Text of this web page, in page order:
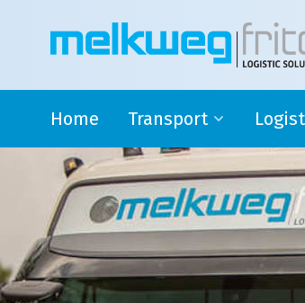
Home Transport
Rijdende melkontvangst
Modaal en Intermodaal
transport
Watervoorziening
Transport Engeland
Transport naar Spanje
4PL